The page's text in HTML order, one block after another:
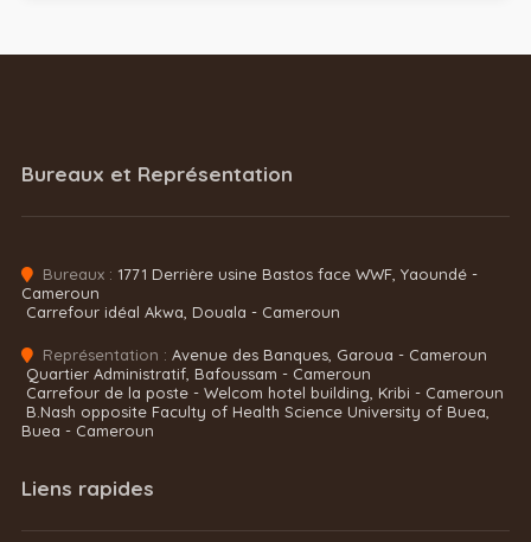
Bureaux et Représentation
Bureaux : 1771 Derrière usine Bastos face WWF, Yaoundé -
Cameroun
Carrefour idéal Akwa, Douala - Cameroun
Représentation : Avenue des Banques, Garoua - Cameroun
Quartier Administratif, Bafoussam - Cameroun
Carrefour de la poste - Welcom hotel building, Kribi - Cameroun
B.Nash opposite Faculty of Health Science University of Buea,
Buea - Cameroun
Liens rapides